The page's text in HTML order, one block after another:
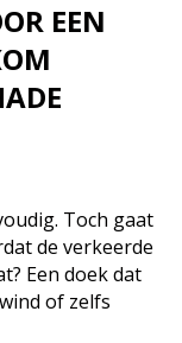
EEN
Toch gaat
de verkeerde
Een doek dat
of zelfs